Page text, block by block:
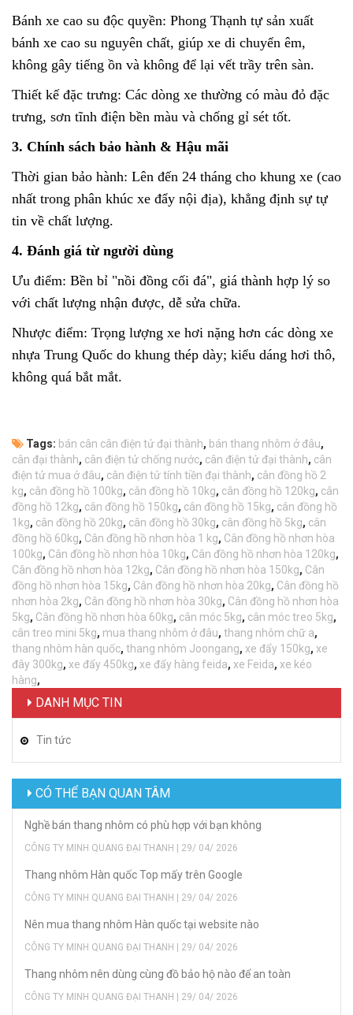
Bánh xe cao su độc quyền: Phong Thạnh tự sản xuất
bánh xe cao su nguyên chất, giúp xe di chuyển êm,
không gây tiếng ồn và không để lại vết trầy trên sàn.
Thiết kế đặc trưng: Các dòng xe thường có màu đỏ đặc
trưng, sơn tĩnh điện bền màu và chống gỉ sét tốt.
3. Chính sách bảo hành & Hậu mãi
Thời gian bảo hành: Lên đến 24 tháng cho khung xe (cao
nhất trong phân khúc xe đẩy nội địa), khẳng định sự tự
tin về chất lượng.
4. Đánh giá từ người dùng
Ưu điểm: Bền bỉ "nồi đồng cối đá", giá thành hợp lý so
với chất lượng nhận được, dễ sửa chữa.
Nhược điểm: Trọng lượng xe hơi nặng hơn các dòng xe
nhựa Trung Quốc do khung thép dày; kiểu dáng hơi thô,
không quá bắt mắt.
Tags: bán cân cân điện tử đại thành, bán thang nhôm ở đâu,
cân đại thành, cân điện tử chống nước, cân điện tử đại thành, cân
điện tử mua ở đâu, cân điện tử tính tiền đại thành, cân đồng hồ 2
kg, cân đồng hồ 100kg, cân đồng hồ 10kg, cân đồng hồ 120kg, cân
đồng hồ 12kg, cân đồng hồ 150kg, cân đồng hồ 15kg, cân đồng hồ
1kg, cân đồng hồ 20kg, cân đồng hồ 30kg, cân đồng hồ 5kg, cân
đồng hồ 60kg, Cân đồng hồ nhơn hòa 1 kg, Cân đồng hồ nhơn hòa
100kg, Cân đồng hồ nhơn hòa 10kg, Cân đồng hồ nhơn hòa 120kg,
Cân đồng hồ nhơn hòa 12kg, Cân đồng hồ nhơn hòa 150kg, Cân
đồng hồ nhơn hòa 15kg, Cân đồng hồ nhơn hòa 20kg, Cân đồng hồ
nhơn hòa 2kg, Cân đồng hồ nhơn hòa 30kg, Cân đồng hồ nhơn hòa
5kg, Cân đồng hồ nhơn hòa 60kg, cân móc 5kg, cân móc treo 5kg,
cân treo mini 5kg, mua thang nhôm ở đâu, thang nhôm chữ a,
thang nhôm hàn quốc, thang nhôm Joongang, xe đẩy 150kg, xe
đây 300kg, xe đẩy 450kg, xe đẩy hàng feida, xe Feida, xe kéo
hàng,
DANH MỤC TIN
Tin tức
CÓ THỂ BẠN QUAN TÂM
Nghề bán thang nhôm có phù hợp với bạn không
CÔNG TY MINH QUANG ĐẠI THANH | 29/ 04/ 2026
Thang nhôm Hàn quốc Top mấy trên Google
CÔNG TY MINH QUANG ĐẠI THANH | 29/ 04/ 2026
Nên mua thang nhôm Hàn quốc tại website nào
CÔNG TY MINH QUANG ĐẠI THANH | 29/ 04/ 2026
Thang nhôm nên dùng cùng đồ bảo hộ nào để an toàn
CÔNG TY MINH QUANG ĐẠI THANH | 29/ 04/ 2026